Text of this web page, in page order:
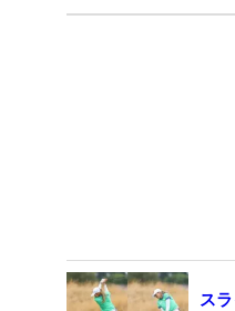
ス